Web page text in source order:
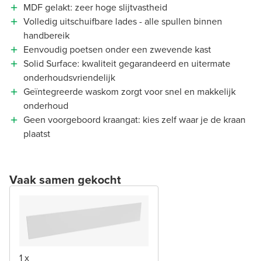
MDF gelakt: zeer hoge slijtvastheid
Volledig uitschuifbare lades - alle spullen binnen
handbereik
Eenvoudig poetsen onder een zwevende kast
Solid Surface: kwaliteit gegarandeerd en uitermate
onderhoudsvriendelijk
Geïntegreerde waskom zorgt voor snel en makkelijk
onderhoud
Geen voorgeboord kraangat: kies zelf waar je de kraan
plaatst
Vaak samen gekocht
1 x